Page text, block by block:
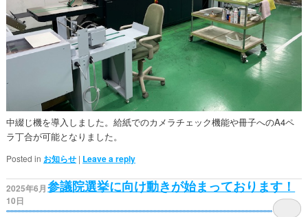
中綴じ機を導入しました。給紙でのカメラチェック機能や冊子へのA4ペ
ラ丁合が可能となりました。
Posted in お知らせ | Leave a reply
参議院選挙に向け動きが始まっております！
2025年6月
10日